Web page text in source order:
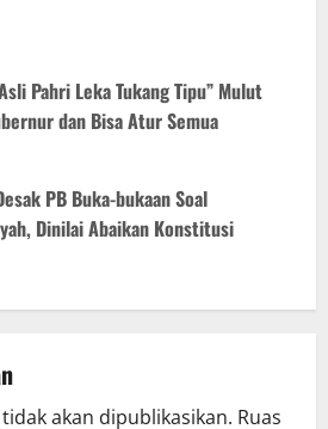
Pahri Leka Tukang Tipu” Mulut
dan Bisa Atur Semua
PB Buka-bukaan Soal
Dinilai Abaikan Konstitusi
akan dipublikasikan. Ruas